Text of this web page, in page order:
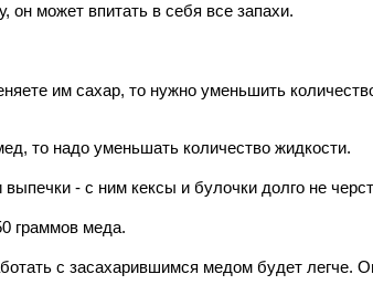
может впитать в себя все запахи.
им сахар, то нужно уменьшить
то надо уменьшать количество жидкости.
- с ним кексы и булочки долго не
граммов меда.
с засахарившимся медом будет легче.